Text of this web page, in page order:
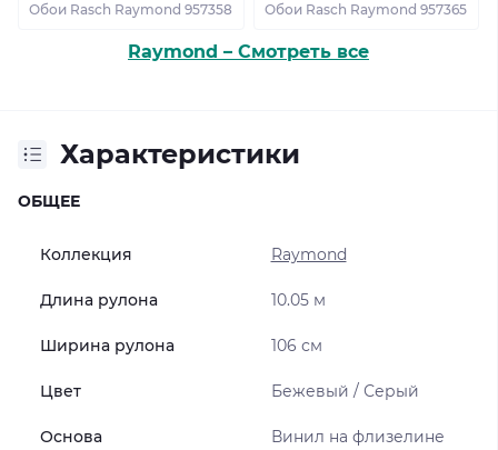
Обои Rasch Raymond 957358 Обои Rasch Raymond 957365
Raymond – Смотреть все
Характеристики
ОБЩЕЕ
Коллекция Raymond
Длина рулона 10.05 м
Ширина рулона 106 см
Цвет Бежевый / Серый
Основа Винил на флизелине